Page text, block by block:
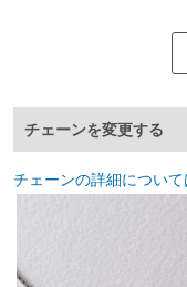
チェーンを変更する
チェーンの詳細について